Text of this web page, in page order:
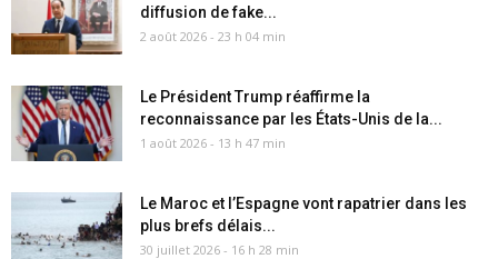
diffusion de fake...
2 août 2026 - 23 h 04 min
Le Président Trump réaffirme la
reconnaissance par les États-Unis de la...
1 août 2026 - 13 h 47 min
Le Maroc et l’Espagne vont rapatrier dans les
plus brefs délais...
30 juillet 2026 - 16 h 28 min